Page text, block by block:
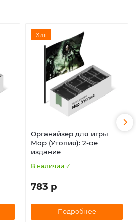
Хит
Органайзер для игры
Мор (Утопия): 2-ое
издание
В наличии ✓
783 р
Подробнее